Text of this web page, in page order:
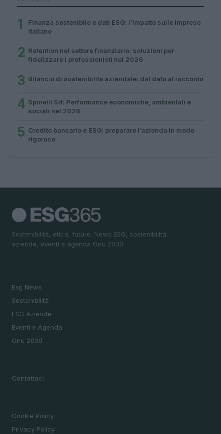
1
Finanza sostenibile e dati ESG: l’impatto sulle imprese
italiane
2 Retention nel settore finanziario: soluzioni per
fidelizzare i professionisti nel 2026
3 Bilancio di sostenibilità aziendale: dal dato al racconto
4 Spinelli Srl: Performance economiche, ambientali e
sociali nel 2026
5 Credito bancario e ESG: preparare l’azienda in modo
rigoroso
Sostenibilità, etica, futuro. News ESG, sostenibilità,
aziende, eventi e agenda Onu 2030.
Esg News
Sostenibilità
ESG Aziende
Eventi e Agenda
Onu 2030
Contattaci
Cookie Policy
Privacy Policy